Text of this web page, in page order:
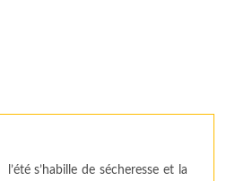
l’été s’habille de sécheresse et la